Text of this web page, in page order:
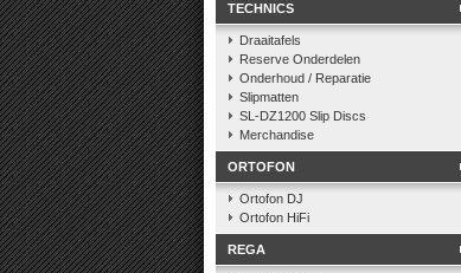
TECHNICS
Draaitafels
Reserve Onderdelen
Onderhoud / Reparatie
Slipmatten
SL-DZ1200 Slip Discs
Merchandise
ORTOFON
Ortofon DJ
Ortofon HiFi
REGA